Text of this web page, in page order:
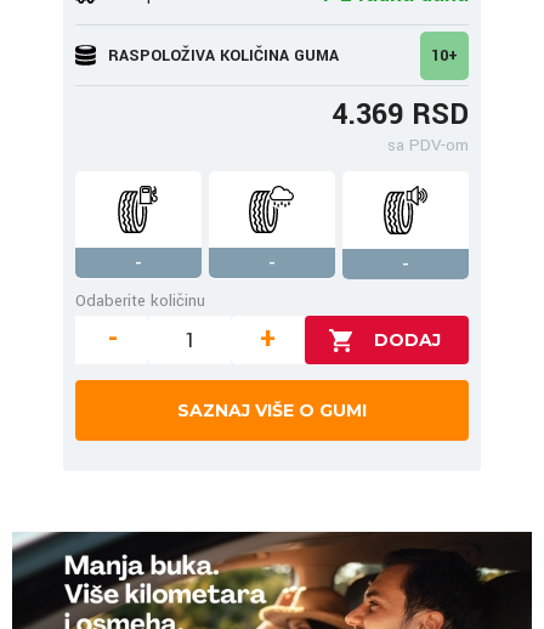
RASPOLOŽIVA KOLIČINA GUMA 10+
4.369 RSD
sa PDV-om
- -
-
Odaberite količinu
- +
SAZNAJ VIŠE O GUMI